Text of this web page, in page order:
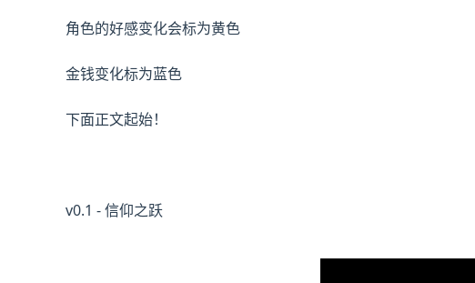
角色的好感变化会标为黄色
金钱变化标为蓝色
下面正文起始！
v0.1 - 信仰之跃